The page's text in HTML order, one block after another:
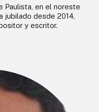
Paulista, en el noreste
jubilado desde 2014,
y escritor.